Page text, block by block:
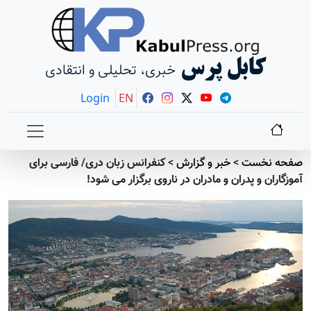
کابل پرس خبری، تحلیلی و انتقادی
Login EN
صفحه نخست>خبر و گزارش>کنفرانس زبان دری/ فارسی برای
آموزگاران و پدران و مادران در ناروی برگزار می شود!